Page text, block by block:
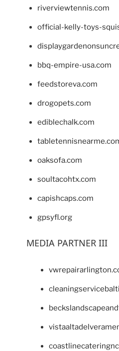
riverviewtennis.com
official-kelly-toys-
bbq-empire-usa.com
feedstoreva.com
drogopets.com
ediblechalk.com
oaksofa.com
soultacohtx.com
capishcaps.com
gpsyfl.org
MEDIA PARTNER III